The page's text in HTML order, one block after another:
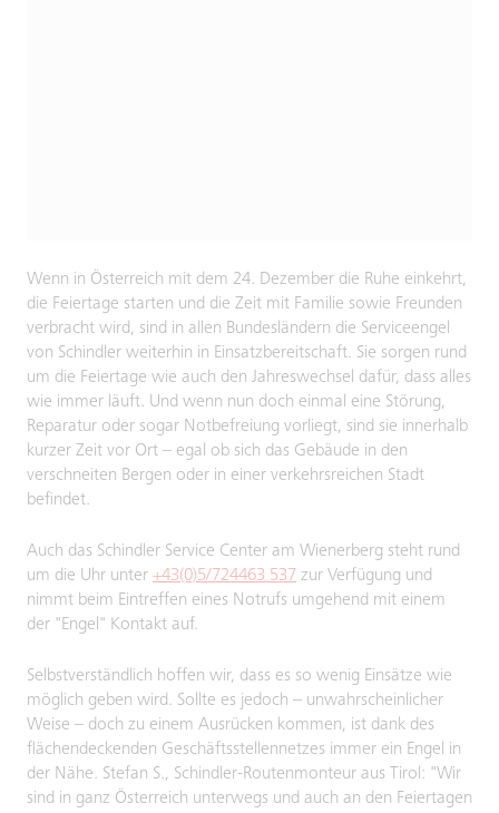
Wenn in Österreich mit dem 24. Dezember die Ruhe einkehrt,
die Feiertage starten und die Zeit mit Familie sowie Freunden
verbracht wird, sind in allen Bundesländern die Serviceengel
von Schindler weiterhin in Einsatzbereitschaft. Sie sorgen rund
um die Feiertage wie auch den Jahreswechsel dafür, dass alles
wie immer läuft. Und wenn nun doch einmal eine Störung,
Reparatur oder sogar Notbefreiung vorliegt, sind sie innerhalb
kurzer Zeit vor Ort – egal ob sich das Gebäude in den
verschneiten Bergen oder in einer verkehrsreichen Stadt
befindet.
Auch das Schindler Service Center am Wienerberg steht rund
um die Uhr unter +43(0)5/724463 537 zur Verfügung und
nimmt beim Eintreffen eines Notrufs umgehend mit einem
der "Engel" Kontakt auf.
Selbstverständlich hoffen wir, dass es so wenig Einsätze wie
möglich geben wird. Sollte es jedoch – unwahrscheinlicher
Weise – doch zu einem Ausrücken kommen, ist dank des
flächendeckenden Geschäftsstellennetzes immer ein Engel in
der Nähe. Stefan S., Schindler-Routenmonteur aus Tirol: "Wir
sind in ganz Österreich unterwegs und auch an den Feiertagen